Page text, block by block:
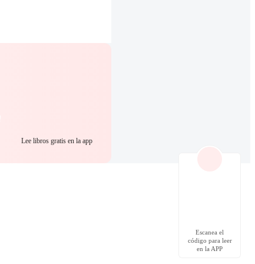
Lee libros gratis en la app
Escanea el
código para leer
en la APP